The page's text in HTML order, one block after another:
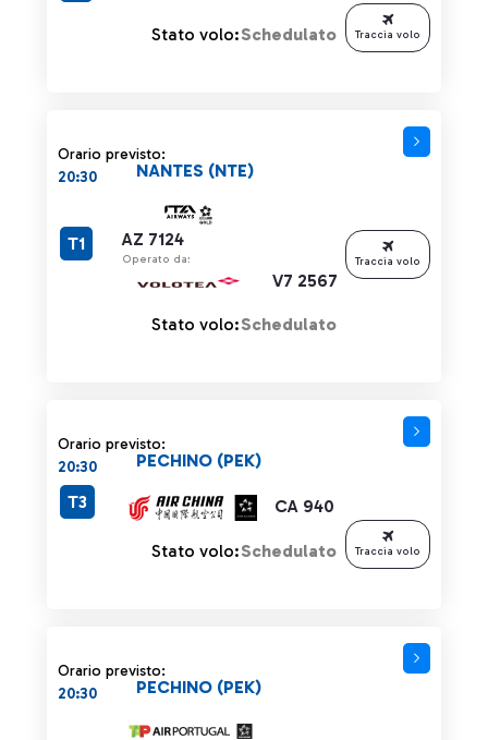
Stato volo:Schedulato Traccia volo
Orario previsto:
20:30
AZ 7124
Operato da:
V7 2567
NANTES (NTE)
T1
Stato volo:Schedulato
Traccia volo
Orario previsto:
20:30
CA 940
PECHINO (PEK)
T3
Stato volo:Schedulato Traccia volo
Orario previsto:
20:30
PECHINO (PEK)